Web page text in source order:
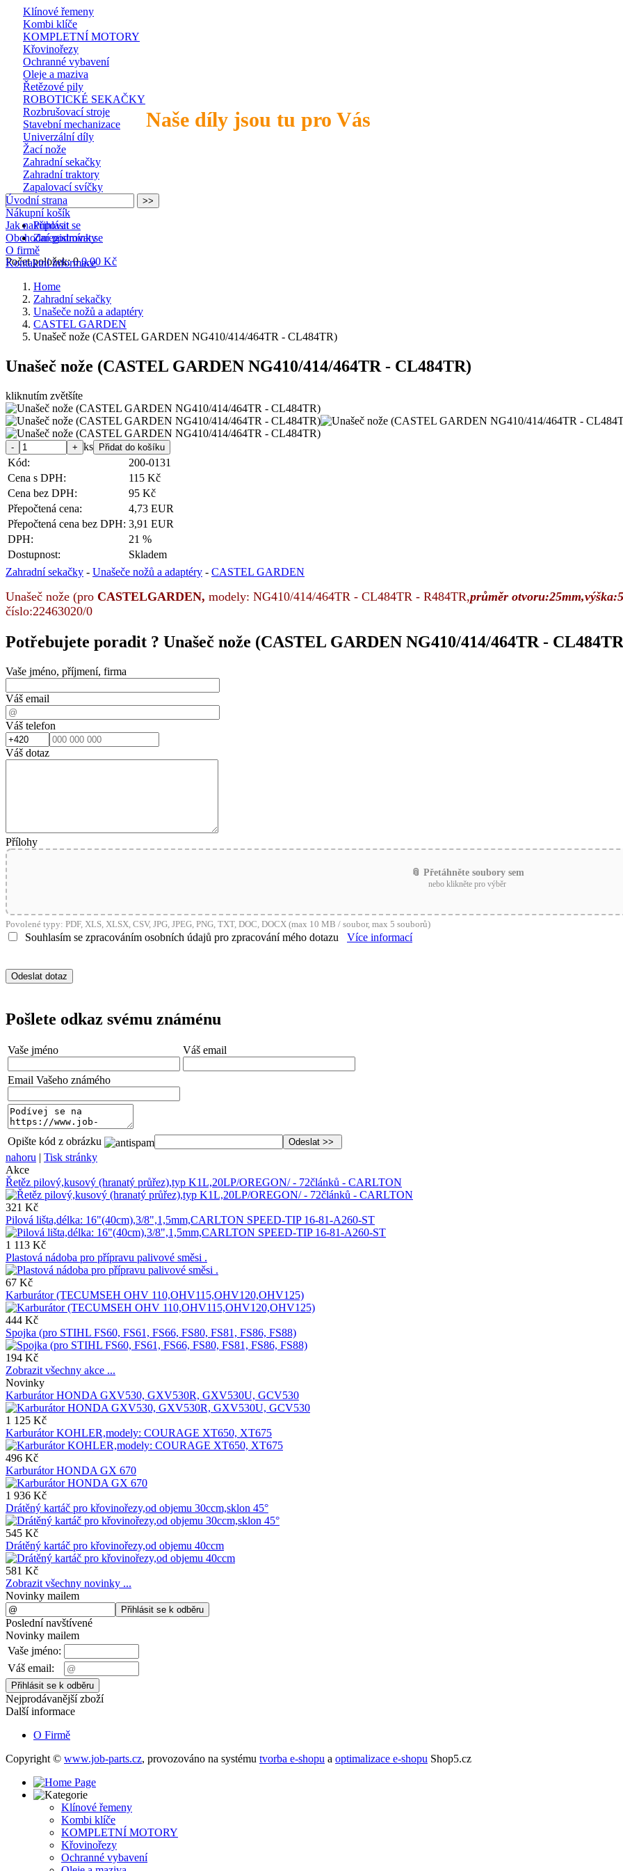
Naše díly jsou tu pro Vás
Klínové řemeny
Kombi klíče
KOMPLETNÍ MOTORY
Křovinořezy
Ochranné vybavení
Oleje a maziva
Řetězové pily
ROBOTICKÉ SEKAČKY
Rozbrušovací stroje
Stavební mechanizace
Univerzální díly
Žací nože
Zahradní sekačky
Zahradní traktory
Zapalovací svíčky
Přihlásit se
Zaregistrovat se
Počet položek: 0 0,00 Kč
Úvodní strana
Nákupní košík
Jak nakupovat
Obchodní podmínky
O firmě
Kontaktní informace
Home
Zahradní sekačky
Unašeče nožů a adaptéry
CASTEL GARDEN
Unašeč nože (CASTEL GARDEN NG410/414/464TR - CL484TR)
Unašeč nože (CASTEL GARDEN NG410/414/464TR - CL484TR)
kliknutím zvětšíte
ks
Kód:
200-0131
Cena s DPH:
115 Kč
Cena bez DPH:
95 Kč
Přepočtená cena:
4,73 EUR
Přepočtená cena bez DPH: 3,91 EUR
DPH:
21 %
Dostupnost:
Skladem
Zahradní sekačky - Unašeče nožů a adaptéry - CASTEL GARDEN
Unašeč nože (pro CASTELGARDEN, modely: NG410/414/464TR - CL484TR - R484TR,průměr
číslo:22463020/0
Potřebujete poradit ? Unašeč nože (CASTEL GARDEN NG410/414/464TR -
Vaše jméno, příjmení, firma
Váš email
Váš telefon
Váš dotaz
Přílohy
📎 Přetáhněte soubory sem
nebo klikněte pro výběr
Povolené typy: PDF, XLS, XLSX, CSV, JPG, JPEG, PNG, TXT, DOC, DOCX (max 10 MB / soubor, max 5 souborů)
Souhlasím se zpracováním osobních údajů pro zpracování mého dotazu Více informací
Pošlete odkaz svému známénu
Vaše jméno Váš email
Email Vašeho známého
Opište kód z obrázku
nahoru | Tisk stránky
Akce
Řetěz pilový,kusový (hranatý průřez),typ K1L,20LP/OREGON/ - 72článků - CARLTON
321 Kč
Pilová lišta,délka: 16"(40cm),3/8",1,5mm,CARLTON SPEED-TIP 16-81-A260-ST
1 113 Kč
Plastová nádoba pro přípravu palivové směsi .
67 Kč
Karburátor (TECUMSEH OHV 110,OHV115,OHV120,OHV125)
444 Kč
Spojka (pro STIHL FS60, FS61, FS66, FS80, FS81, FS86, FS88)
194 Kč
Zobrazit všechny akce ...
Novinky
Karburátor HONDA GXV530, GXV530R, GXV530U, GCV530
1 125 Kč
Karburátor KOHLER,modely: COURAGE XT650, XT675
496 Kč
Karburátor HONDA GX 670
1 936 Kč
Drátěný kartáč pro křovinořezy,od objemu 30ccm,sklon 45°
545 Kč
Drátěný kartáč pro křovinořezy,od objemu 40ccm
581 Kč
Zobrazit všechny novinky ...
Novinky mailem
Poslední navštívené
Novinky mailem
Vaše jméno:
Váš email:
Nejprodávanější zboží
Další informace
O Firmě
Copyright © www.job-parts.cz, provozováno na systému tvorba e-shopu a optimalizace e-shopu Shop5.cz
Klínové řemeny
Kombi klíče
KOMPLETNÍ MOTORY
Křovinořezy
Ochranné vybavení